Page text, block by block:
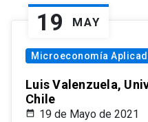
19 MAY
Microeconomía
Luis Valenzuela,
Chile
19 de Mayo de 2021